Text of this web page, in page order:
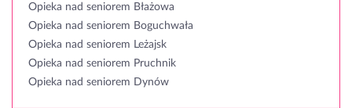
Opieka nad seniorem Błażowa
Opieka nad seniorem Boguchwała
Opieka nad seniorem Leżajsk
Opieka nad seniorem Pruchnik
Opieka nad seniorem Dynów